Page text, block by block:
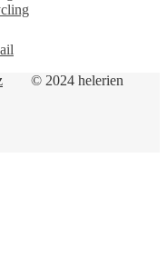
© 2024 helerien